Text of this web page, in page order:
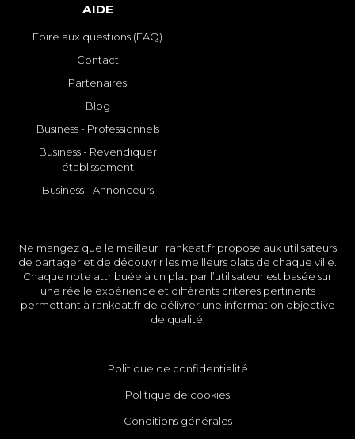
AIDE
Foire aux questions (FAQ)
Contact
Partenaires
Blog
Business - Professionnels
Business - Revendiquer
établissement
Business - Annonceurs
Ne mangez que le meilleur ! rankeat.fr propose aux utilisateurs
de partager et de découvrir les meilleurs plats de chaque ville.
Chaque note attribuée à un plat par l’utilisateur est basée sur
une réelle expérience et différents critères pertinents
permettant à rankeat.fr de délivrer une information objective
de qualité.
Politique de confidentialité
Politique de cookies
Conditions générales